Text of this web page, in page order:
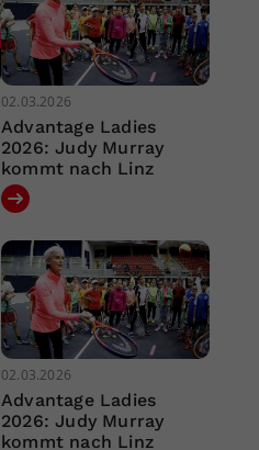
02.03.2026
Advantage Ladies
2026: Judy Murray
kommt nach Linz
02.03.2026
Advantage Ladies
2026: Judy Murray
kommt nach Linz